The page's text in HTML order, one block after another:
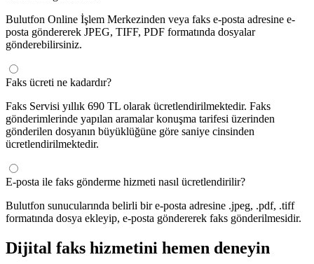
Bulutfon Online İşlem Merkezinden veya faks e-posta adresine e-
posta göndererek JPEG, TIFF, PDF formatında dosyalar
gönderebilirsiniz.
Faks ücreti ne kadardır?
Faks Servisi yıllık 690 TL olarak ücretlendirilmektedir. Faks
gönderimlerinde yapılan aramalar konuşma tarifesi üzerinden
gönderilen dosyanın büyüklüğüne göre saniye cinsinden
ücretlendirilmektedir.
E-posta ile faks gönderme hizmeti nasıl ücretlendirilir?
Bulutfon sunucularında belirli bir e-posta adresine .jpeg, .pdf, .tiff
formatında dosya ekleyip, e-posta göndererek faks gönderilmesidir.
Dijital faks hizmetini hemen deneyin